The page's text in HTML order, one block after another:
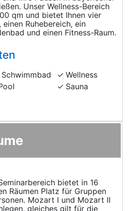
Unser Wellness-Bereich
qm und bietet Ihnen vier
Ruhebereich, ein
und einen Fitness-Raum.
Schwimmbad
Wellness
Sauna
bietet in 16
Räumen Platz für Gruppen
Mozart I und Mozart II
gleiches gilt für die